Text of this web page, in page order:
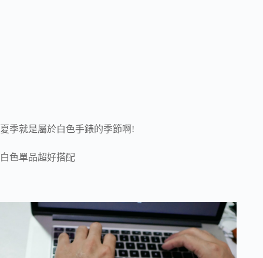
夏季就是屬於白色手錶的季節啊!
白色單品超好搭配